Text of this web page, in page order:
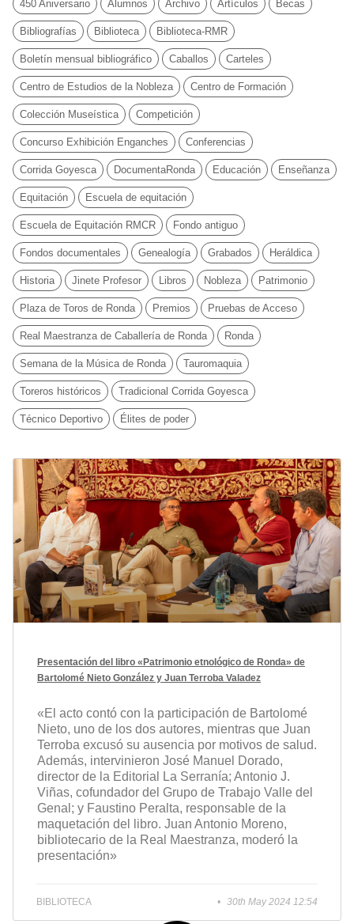
450 Aniversario Alumnos Archivo Artículos Becas
Bibliografías Biblioteca Biblioteca-RMR
Boletín mensual bibliográfico Caballos Carteles
Centro de Estudios de la Nobleza Centro de Formación
Colección Museística Competición
Concurso Exhibición Enganches Conferencias
Corrida Goyesca DocumentaRonda Educación Enseñanza
Equitación Escuela de equitación
Escuela de Equitación RMCR Fondo antiguo
Fondos documentales Genealogía Grabados Heráldica
Historia Jinete Profesor Libros Nobleza Patrimonio
Plaza de Toros de Ronda Premios Pruebas de Acceso
Real Maestranza de Caballería de Ronda Ronda
Semana de la Música de Ronda Tauromaquia
Toreros históricos Tradicional Corrida Goyesca
Técnico Deportivo Élites de poder
Presentación del libro «Patrimonio etnológico de Ronda» de
Bartolomé Nieto González y Juan Terroba Valadez
«El acto contó con la participación de Bartolomé
Nieto, uno de los dos autores, mientras que Juan
Terroba excusó su ausencia por motivos de salud.
Además, intervinieron José Manuel Dorado,
director de la Editorial La Serranía; Antonio J.
Viñas, cofundador del Grupo de Trabajo Valle del
Genal; y Faustino Peralta, responsable de la
maquetación del libro. Juan Antonio Moreno,
bibliotecario de la Real Maestranza, moderó la
presentación»
BIBLIOTECA 30th May 2024 12:54